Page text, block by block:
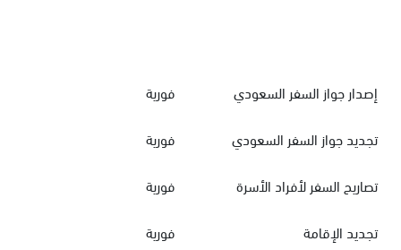
إصدار جواز السفر السعودي
فورية
تجديد جواز السفر السعودي
فورية
تصاريح السفر لأفراد الأسرة
فورية
تجديد الإقامة
فورية